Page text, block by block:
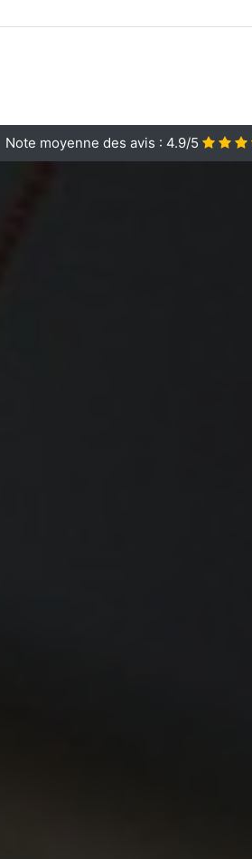
Note moyenne des avis : 4.9/5